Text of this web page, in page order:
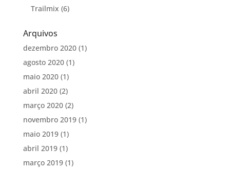
Trailmix (6)
Arquivos
dezembro 2020(1)
agosto 2020(1)
maio 2020(1)
abril 2020(2)
março 2020(2)
novembro 2019(1)
maio 2019(1)
abril 2019(1)
março 2019(1)